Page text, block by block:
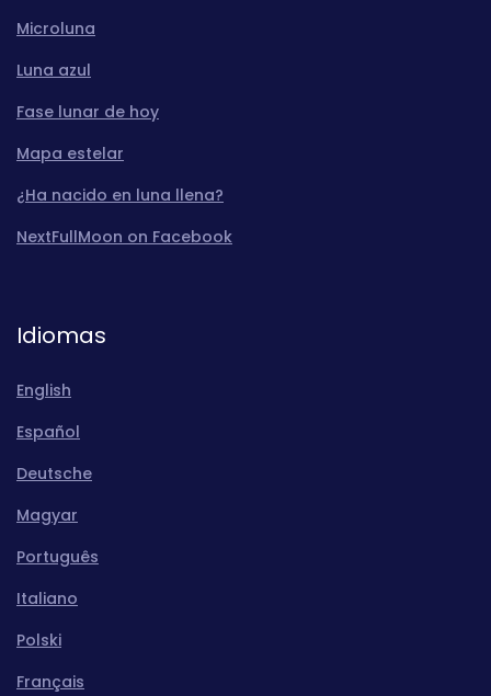
Microluna
Luna azul
Fase lunar de hoy
Mapa estelar
¿Ha nacido en luna llena?
NextFullMoon on Facebook
Idiomas
English
Español
Deutsche
Magyar
Português
Italiano
Polski
Français